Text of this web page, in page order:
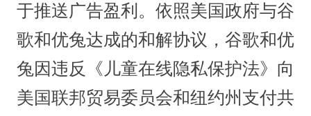
于推送广告盈利。依照美国政府与谷
歌和优兔达成的和解协议，谷歌和优
兔因违反《儿童在线隐私保护法》向
美国联邦贸易委员会和纽约州支付共